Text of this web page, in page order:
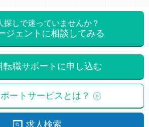
探しで迷っていませんか？
ジェントに相談してみる
転職サポートに申し込む
ートサービスとは？
求人検索